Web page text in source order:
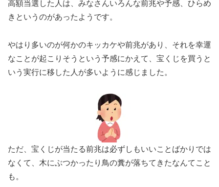
高額当選した人は、みなさんいろんな前兆や予感、ひらめ
きというのがあったようです。
やはり多いのが何かのキッカケや前兆があり、それを幸運
なことが起こりそうという予感にかえて、宝くじを買うと
いう実行に移した人が多いように感じました。
ただ、宝くじが当たる前兆は必ずしもいいことばかりでは
なくて、木にぶつかったり鳥の糞が落ちてきたなんてこと
も。